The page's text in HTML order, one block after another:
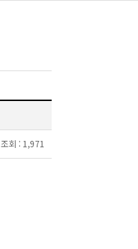
조회 : 1,971